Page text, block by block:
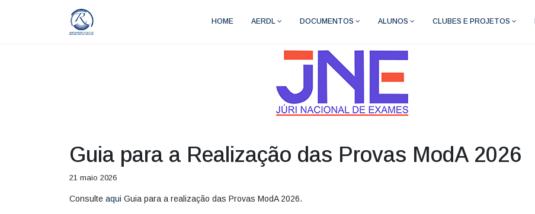
HOME AERDL DOCUMENTOS ALUNOS CLUBES E PROJETOS
Guia para a Realização das Provas ModA 2026
21 maio 2026
Consulte aqui Guia para a realização das Provas ModA 2026.